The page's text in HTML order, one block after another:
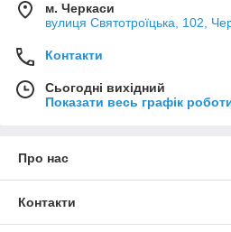
м. Черкаси
вулиця Святотроїцька, 102,
Контакти
Сьогодні вихідний
Показати весь графік
Про нас
Контакти